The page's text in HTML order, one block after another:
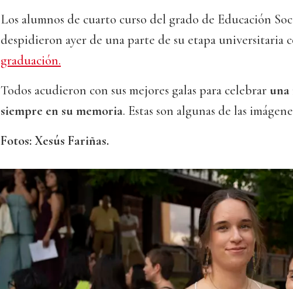
Los alumnos de cuarto curso del grado de Educación
despidieron ayer de una parte de su etapa universitaria
graduación.
Todos acudieron con sus mejores galas para celebraruna
siempre en su memoria. Estas son algunas de las
Fotos: Xesús Fariñas.